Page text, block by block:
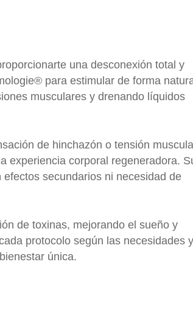
una desconexión total y
para estimular de forma
musculares y drenando líquidos
de hinchazón o tensión
experiencia corporal regeneradora.
secundarios ni necesidad de
de toxinas, mejorando el sueño y
protocolo según las necesidades y
única.